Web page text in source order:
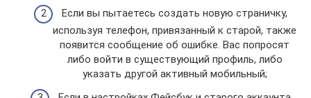
Если вы пытаетесь создать новую страничку,
используя телефон, привязанный к старой, также
появится сообщение об ошибке. Вас попросят
либо войти в существующий профиль, либо
указать другой активный мобильный;